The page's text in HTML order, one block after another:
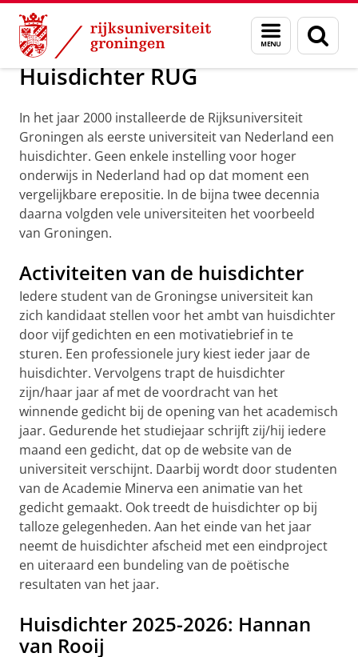
Skip
Content
Skip
Navigation
Menu
en
zoeken
Over ons Profiel Gedichten van de huisdichter
Huisdichter RUG
In het jaar 2000 installeerde de Rijksuniversiteit
Groningen als eerste universiteit van Nederland een
huisdichter. Geen enkele instelling voor hoger
onderwijs in Nederland had op dat moment een
vergelijkbare erepositie. In de bijna twee decennia
daarna volgden vele universiteiten het voorbeeld
van Groningen.
Activiteiten van de huisdichter
Iedere student van de Groningse universiteit kan
zich kandidaat stellen voor het ambt van huisdichter
door vijf gedichten en een motivatiebrief in te
sturen. Een professionele jury kiest ieder jaar de
huisdichter. Vervolgens trapt de huisdichter
zijn/haar jaar af met de voordracht van het
winnende gedicht bij de opening van het academisch
jaar. Gedurende het studiejaar schrijft zij/hij iedere
maand een gedicht, dat op de website van de
universiteit verschijnt. Daarbij wordt door studenten
van de Academie Minerva een animatie van het
gedicht gemaakt. Ook treedt de huisdichter op bij
talloze gelegenheden. Aan het einde van het jaar
neemt de huisdichter afscheid met een eindproject
en uiteraard een bundeling van de poëtische
resultaten van het jaar.
Huisdichter 2025-2026: Hannan
van Rooij